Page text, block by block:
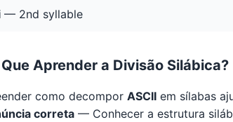
— 2nd syllable
Aprender a Divisão Silábica?
como decompor ASCII em sílabas
correta — Conhecer a estrutura